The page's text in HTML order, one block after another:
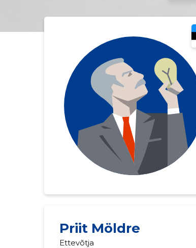
Priit Möldre
Ettevõtja